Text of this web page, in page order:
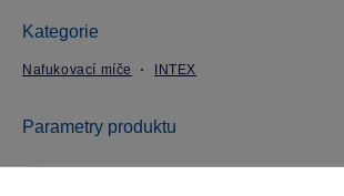
Kategorie
Nafukovací míče INTEX
Parametry produktu